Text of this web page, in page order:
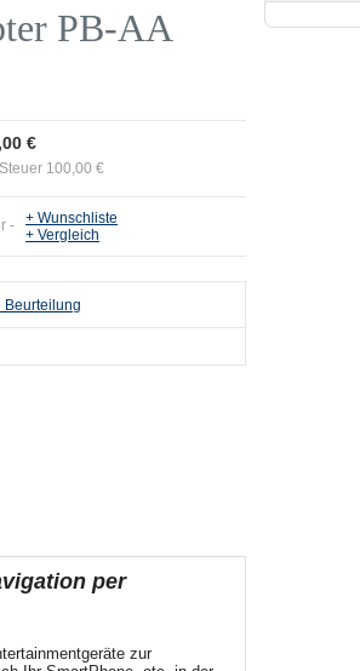
PB-AA
€
100,00 €
-
+ Wunschliste
+ Vergleich
Beurteilung
per
zur